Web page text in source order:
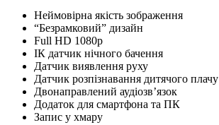
Неймовірна якість зображення
“Безрамковий” дизайн
Full HD 1080p
ІК датчик нічного бачення
Датчик виявлення руху
Датчик розпізнавання дитячого плачу
Двонаправлений аудіозв’язок
Додаток для смартфона та ПК
Запис у хмару